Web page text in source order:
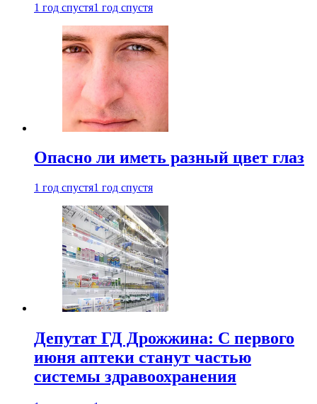
1 год спустя1 год спустя
Опасно ли иметь разный цвет глаз
1 год спустя1 год спустя
Депутат ГД Дрожжина: С первого
июня аптеки станут частью
системы здравоохранения